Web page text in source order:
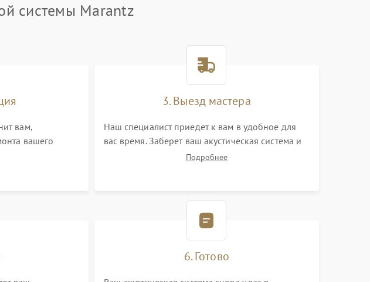
системы Marantz
вам,
вашего
на все
3. Выезд мастера
Наш специалист приедет к вам в удобное для
вас время. Заберет ваш акустическая система и
привезет на склад для диагностики.
Подробнее
6. Готово